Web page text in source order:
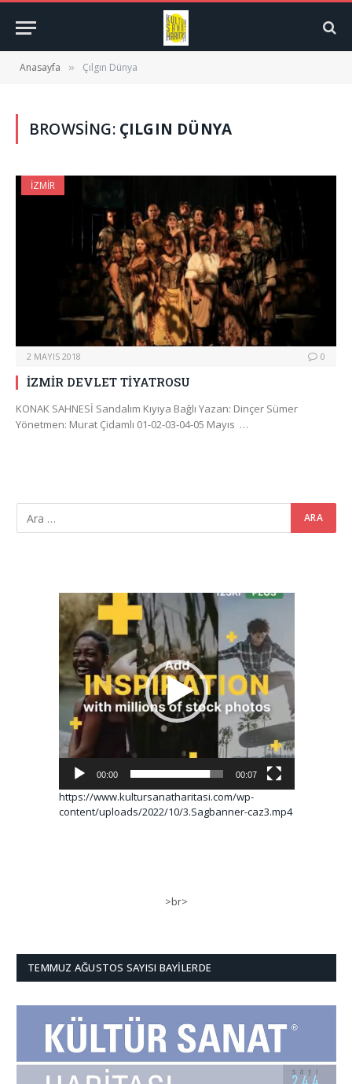
Anasayfa » Çılgın Dünya
BROWSING: ÇILGIN DÜNYA
İZMIR
2 MAYIS 2018 0
İZMİR DEVLET TİYATROSU
KONAK SAHNESİ Sandalım Kıyıya Bağlı Yazan: Dinçer Sümer
Yönetmen: Murat Çidamlı 01-02-03-04-05 Mayıs …
Video
oynatıcı
00:00 00:07
https://www.kultursanatharitasi.com/wp-
content/uploads/2022/10/3.Sagbanner-caz3.mp4
>br>
TEMMUZ AĞUSTOS SAYISI BAYILERDE